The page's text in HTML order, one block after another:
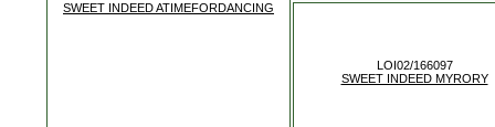
SWEET INDEED ATIMEFORDANCING
LOI02/166097
SWEET INDEED MYRORY